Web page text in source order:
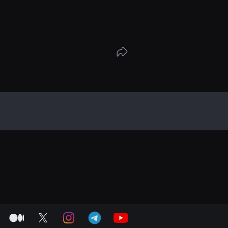
twitter instagram telegram youtube